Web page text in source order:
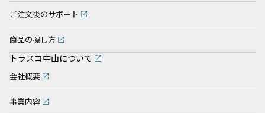
ご注文後のサポート
商品の探し方
トラスコ中山について
会社概要
事業内容